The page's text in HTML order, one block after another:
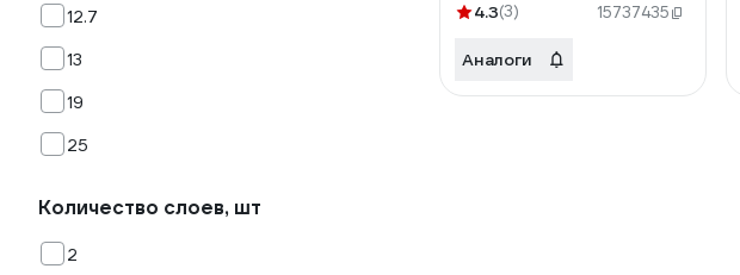
12.7
13
19
25
Количество слоев, шт
2
4.3(3) 15737435
Аналоги